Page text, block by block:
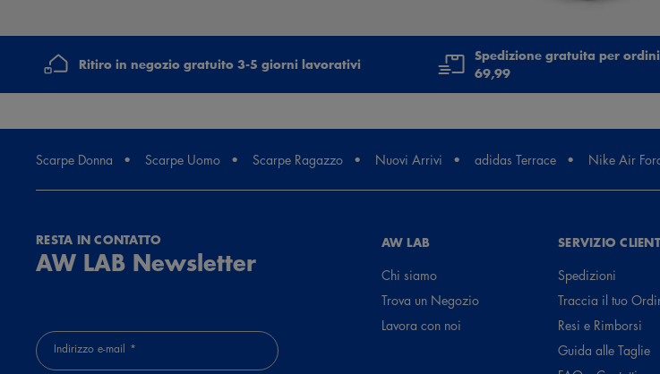
Ritiro in negozio gratuito 3-5 giorni lavorativi
Spedizione gratuita per
69,99
Scarpe Donna Scarpe Uomo Scarpe Ragazzo Nuovi Arrivi adidas Terrace Nike Air
RESTA IN CONTATTO
AW LAB Newsletter
Indirizzo e-mail
AW LAB
Chi siamo
Trova un Negozio
Lavora con noi
SERVIZIO
Spedizioni
Traccia il tuo
Resi e Rimborsi
Guida alle Taglie